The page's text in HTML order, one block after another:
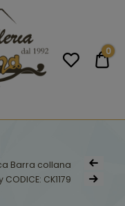
0
Barra collana
CK1179